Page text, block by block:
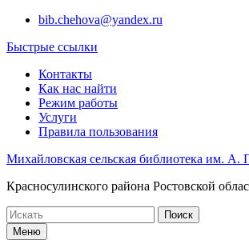
Перейти
содержимому
bib.chehova@yandex.ru
Быстрые ссылки
Контакты
Как нас найти
Режим работы
Услуги
Правила пользования
Михайловская сельская библиотека им. А.
Красносулинского района Ростовской
Поиск
по:Меню